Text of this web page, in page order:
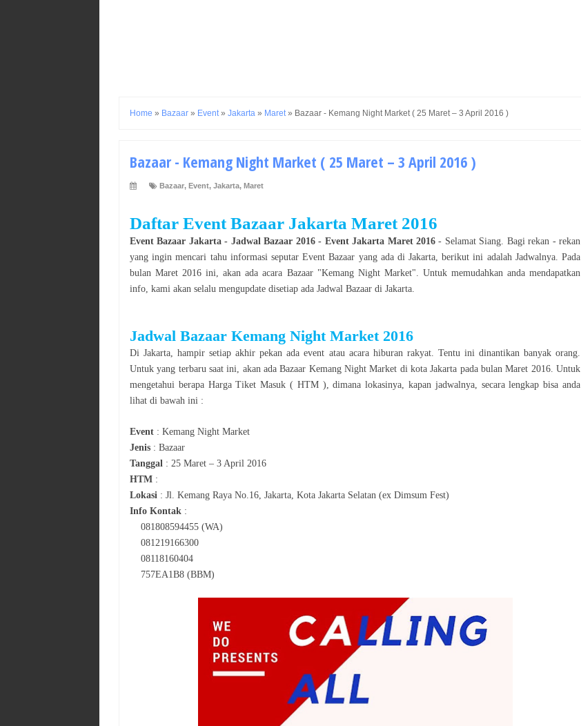
Home » Bazaar » Event » Jakarta » Maret » Bazaar - Kemang Night Market ( 25 Maret – 3 April 2016 )
Bazaar - Kemang Night Market ( 25 Maret – 3 April 2016 )
Bazaar, Event, Jakarta, Maret
Daftar EventBazaar Jakarta Maret 2016
EventBazaar Jakarta- JadwalBazaar 2016- EventJakarta Maret 2016- Selamat Siang . Bagi rekan - rekan
yang ingin mencari tahu informasi seputar EventBazaar yang ada diJakarta , berikut ini adalah Jadwalnya. Pada
bulanMaret 2016 ini, akan ada acara Bazaar"Kemang Night Market". Untuk memudahkan anda mendapatkan
info, kami akan selalu mengupdate disetiap ada Jadwal Bazaar di Jakarta
Jadwal Bazaar Kemang Night Market 2016
DiJakarta , hampir setiap akhir pekan ada event atau acara hiburan rakyat. Tentu ini dinantikan banyak orang.
Untuk yang terbaru saat ini, akan adaBazaar Kemang Night Market di kotaJakarta pada bulanMaret 2016. Untuk
mengetahui berapa Harga Tiket Masuk ( HTM ), dimana lokasinya, kapan jadwalnya, secara lengkap bisa anda
lihat di bawah ini :
Event : Kemang Night Market
Jenis : Bazaar
Tanggal : 25 Maret – 3 April 2016
HTM :
Lokasi : Jl. Kemang Raya No.16, Jakarta, Kota Jakarta Selatan (ex Dimsum Fest)
Info Kontak :
081808594455 (WA)
081219166300
08118160404
757EA1B8 (BBM)